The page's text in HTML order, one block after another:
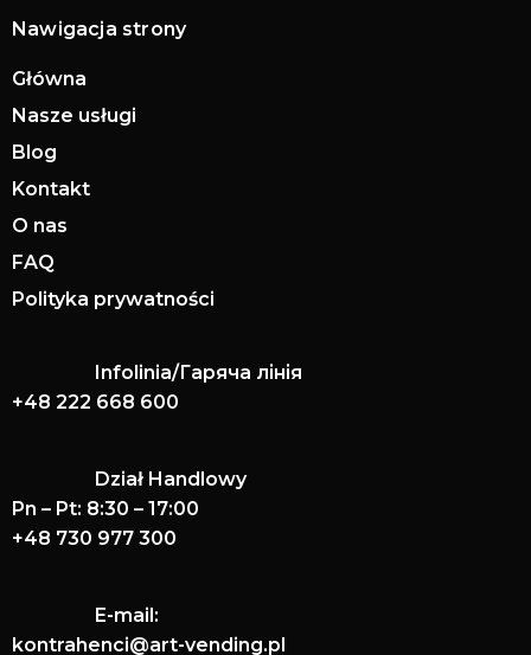
Nawigacja strony
Główna
Nasze usługi
Blog
Kontakt
O nas
FAQ
Polityka prywatności
Infolinia/Гаряча лінія
+48 222 668 600
Dział Handlowy
Pn – Pt: 8:30 – 17:00
+48 730 977 300
E-mail:
kontrahenci@art-vending.pl